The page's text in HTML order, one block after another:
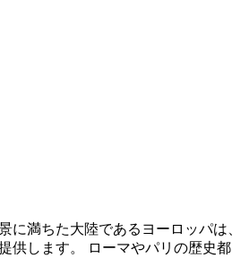
に満ちた大陸であるヨーロッパは、
供します。
ローマやパリの歴史都